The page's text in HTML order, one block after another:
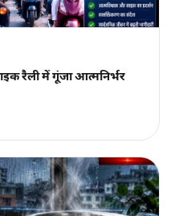
रैली में गूंजा आत्मनिर्भर